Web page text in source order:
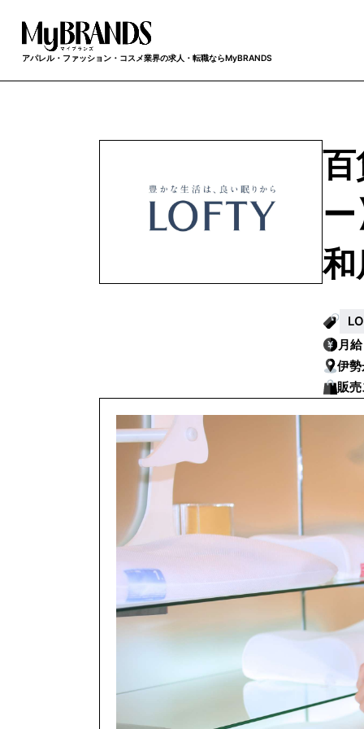
アパレル・ファッション・コスメ業界の求人・転職ならMyBRANDS
月
伊
販